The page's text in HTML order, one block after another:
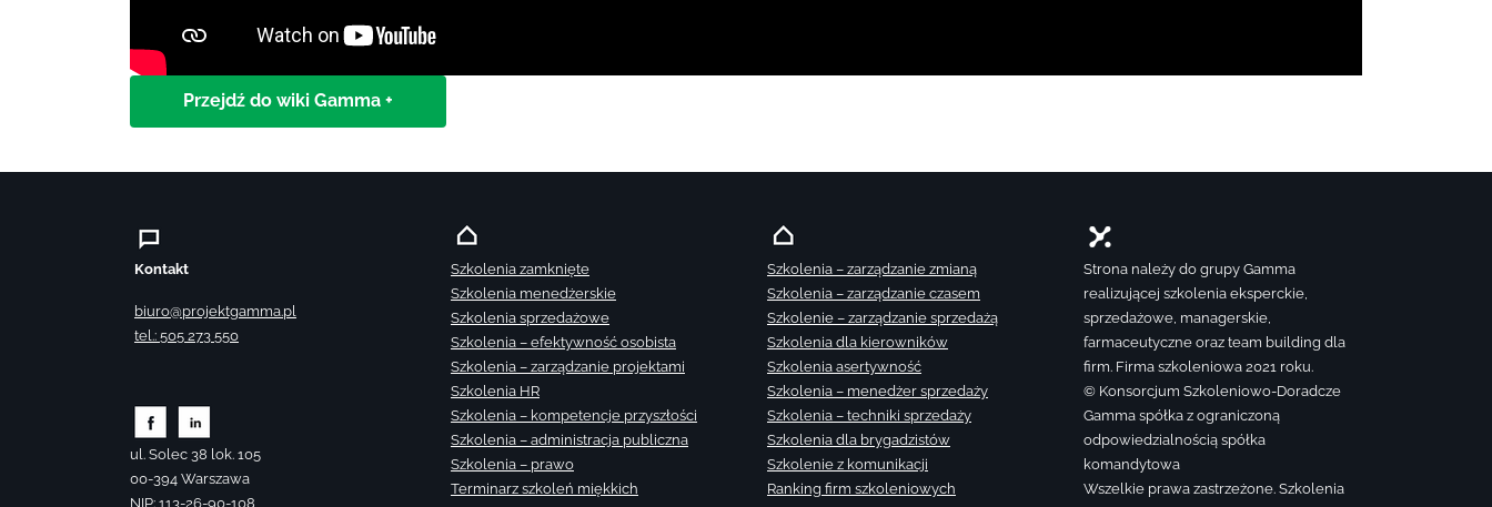
Przejdź do wiki Gamma +
Kontakt
biuro@projektgamma.pl
tel.: 505 273 550
ul. Solec 38 lok. 105
00-394 Warszawa
NIP: 113-26-90-108
Szkolenia zamknięte
Szkolenia menedżerskie
Szkolenia sprzedażowe
Szkolenia – efektywność osobista
Szkolenia – zarządzanie projektami
Szkolenia HR
Szkolenia – kompetencje przyszłości
Szkolenia – administracja publiczna
Szkolenia – prawo
Terminarz szkoleń miękkich
Szkolenia – zarządzanie zmianą
Szkolenia – zarządzanie czasem
Szkolenie – zarządzanie sprzedażą
Szkolenia dla kierowników
Szkolenia asertywność
Szkolenia – menedżer sprzedaży
Szkolenia – techniki sprzedaży
Szkolenia dla brygadzistów
Szkolenie z komunikacji
Ranking firm szkoleniowych
Strona należy do grupy Gamma
realizującej szkolenia eksperckie,
sprzedażowe, managerskie,
farmaceutyczne oraz team building dla
firm. Firma szkoleniowa 2021 roku.
© Konsorcjum Szkoleniowo-Doradcze
Gamma spółka z ograniczoną
odpowiedzialnością spółka
komandytowa
Wszelkie prawa zastrzeżone. Szkolenia